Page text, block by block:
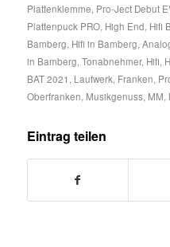
Plattenklemme, Pro-Ject Debut
Plattenpuck PRO, High End, Hifi
Bamberg, Hifi in Bamberg,
in Bamberg, Tonabnehmer, Hifi,
BAT 2021 , Laufwerk, Franken,
Oberfranken, Musikgenuss, MM,
Eintrag teilen